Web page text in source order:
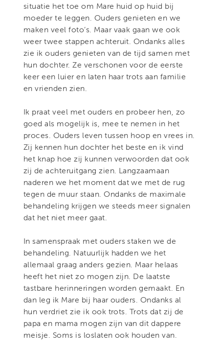
situatie het toe om Mare huid op huid bij
moeder te leggen. Ouders genieten en we
maken veel foto’s. Maar vaak gaan we ook
weer twee stappen achteruit. Ondanks alles
zie ik ouders genieten van de tijd samen met
hun dochter. Ze verschonen voor de eerste
keer een luier en laten haar trots aan familie
en vrienden zien.
Ik praat veel met ouders en probeer hen, zo
goed als mogelijk is, mee te nemen in het
proces. Ouders leven tussen hoop en vrees in.
Zij kennen hun dochter het beste en ik vind
het knap hoe zij kunnen verwoorden dat ook
zij de achteruitgang zien. Langzaamaan
naderen we het moment dat we met de rug
tegen de muur staan. Ondanks de maximale
behandeling krijgen we steeds meer signalen
dat het niet meer gaat.
In samenspraak met ouders staken we de
behandeling. Natuurlijk hadden we het
allemaal graag anders gezien. Maar helaas
heeft het niet zo mogen zijn. De laatste
tastbare herinneringen worden gemaakt. En
dan leg ik Mare bij haar ouders. Ondanks al
hun verdriet zie ik ook trots. Trots dat zij de
papa en mama mogen zijn van dit dappere
meisje. Soms is loslaten ook houden van.